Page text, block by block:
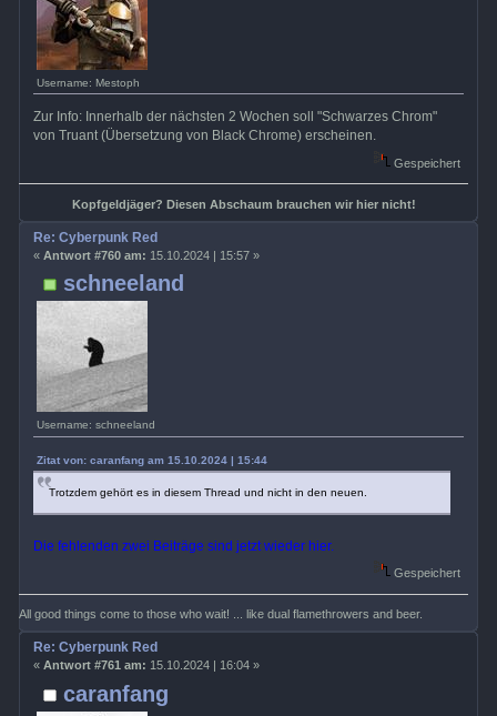
Username: Mestoph
Zur Info: Innerhalb der nächsten 2 Wochen soll "Schwarzes Chrom"
von Truant (Übersetzung von Black Chrome) erscheinen.
Gespeichert
Kopfgeldjäger? Diesen Abschaum brauchen wir hier nicht!
schneeland
Username: schneeland
Re: Cyberpunk Red
« Antwort #760 am: 15.10.2024 | 15:57 »
Zitat von: caranfang am 15.10.2024 | 15:44
Trotzdem gehört es in diesem Thread und nicht in den neuen.
Die fehlenden zwei Beiträge sind jetzt wieder hier.
Gespeichert
All good things come to those who wait! ... like dual flamethrowers and beer.
caranfang
Re: Cyberpunk Red
« Antwort #761 am: 15.10.2024 | 16:04 »